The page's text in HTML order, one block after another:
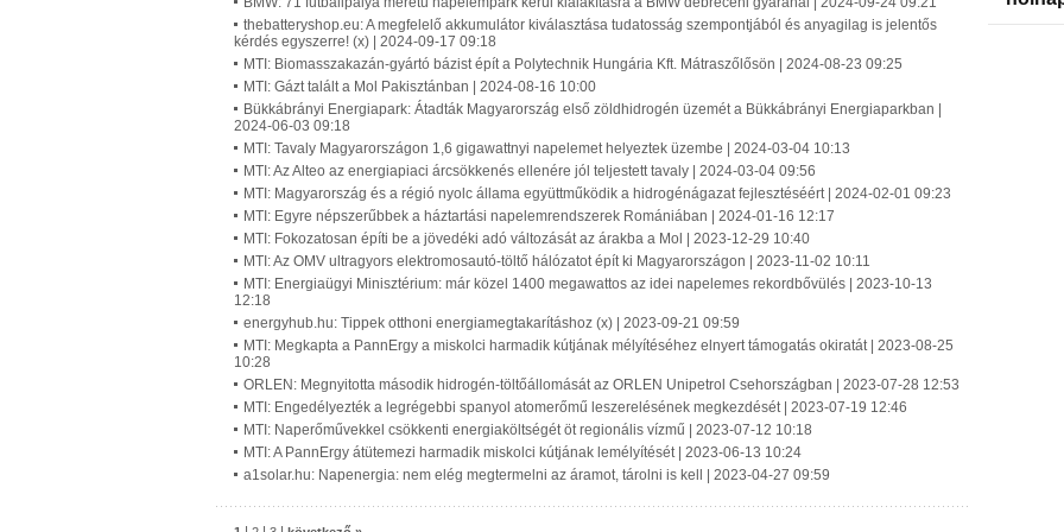
thebatteryshop.eu: A megfelelő akkumulátor kiválasztása tudatosság szempontjából és anyagilag is jelentős
kérdés egyszerre! (x) | 2024-09-17 09:18
MTI: Biomasszakazán-gyártó bázist épít a Polytechnik Hungária Kft. Mátraszőlősön | 2024-08-23 09:25
MTI: Gázt talált a Mol Pakisztánban | 2024-08-16 10:00
Bükkábrányi Energiapark: Átadták Magyarország első zöldhidrogén üzemét a Bükkábrányi Energiaparkban |
2024-06-03 09:18
MTI: Tavaly Magyarországon 1,6 gigawattnyi napelemet helyeztek üzembe | 2024-03-04 10:13
MTI: Az Alteo az energiapiaci árcsökkenés ellenére jól teljestett tavaly | 2024-03-04 09:56
MTI: Magyarország és a régió nyolc állama együttműködik a hidrogénágazat fejlesztéséért | 2024-02-01 09:23
MTI: Egyre népszerűbbek a háztartási napelemrendszerek Romániában | 2024-01-16 12:17
MTI: Fokozatosan építi be a jövedéki adó változását az árakba a Mol | 2023-12-29 10:40
MTI: Az OMV ultragyors elektromosautó-töltő hálózatot épít ki Magyarországon | 2023-11-02 10:11
MTI: Energiaügyi Minisztérium: már közel 1400 megawattos az idei napelemes rekordbővülés | 2023-10-13
12:18
energyhub.hu: Tippek otthoni energiamegtakarításhoz (x) | 2023-09-21 09:59
MTI: Megkapta a PannErgy a miskolci harmadik kútjának mélyítéséhez elnyert támogatás okiratát | 2023-08-25
10:28
ORLEN: Megnyitotta második hidrogén-töltőállomását az ORLEN Unipetrol Csehországban | 2023-07-28 12:53
MTI: Engedélyezték a legrégebbi spanyol atomerőmű leszerelésének megkezdését | 2023-07-19 12:46
MTI: Naperőművekkel csökkenti energiaköltségét öt regionális vízmű | 2023-07-12 10:18
MTI: A PannErgy átütemezi harmadik miskolci kútjának lemélyítését | 2023-06-13 10:24
a1solar.hu: Napenergia: nem elég megtermelni az áramot, tárolni is kell | 2023-04-27 09:59